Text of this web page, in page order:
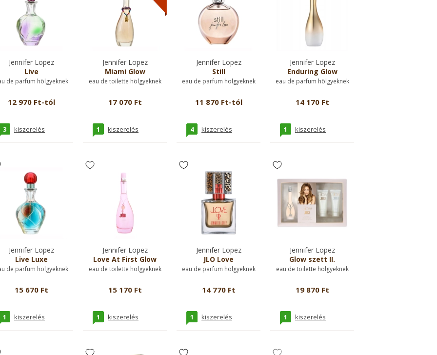
Jennifer Lopez
Live
de parfum hölgyeknek
12 970 Ft-tól
3 kiszerelés
Jennifer Lopez
Miami Glow
eau de toilette hölgyeknek
17 070 Ft
1 kiszerelés
Jennifer Lopez
Still
eau de parfum hölgyeknek
11 870 Ft-tól
4 kiszerelés
Jennifer Lopez
Enduring Glow
eau de parfum hölgyeknek
14 170 Ft
1 kiszerelés
Jennifer Lopez
Live Luxe
de parfum hölgyeknek
15 670 Ft
1 kiszerelés
Jennifer Lopez
Love At First Glow
eau de toilette hölgyeknek
15 170 Ft
1 kiszerelés
Jennifer Lopez
JLO Love
eau de parfum hölgyeknek
14 770 Ft
1 kiszerelés
Jennifer Lopez
Glow szett II.
eau de toilette hölgyeknek
19 870 Ft
1 kiszerelés